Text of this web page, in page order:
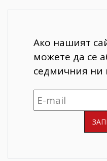
Ако нашият
можете да се
седмичния ни